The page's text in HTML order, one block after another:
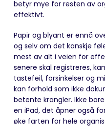
betyr mye for resten av
effektivt.
Papir og blyant er ennå
og selv om det kanskje
mest av alt i veien for
senere skal registreres,
tastefeil, forsinkelser og
kan forhold som ikke
betente krangler. Ikke
en iPad, det åpner også
øke farten for hele